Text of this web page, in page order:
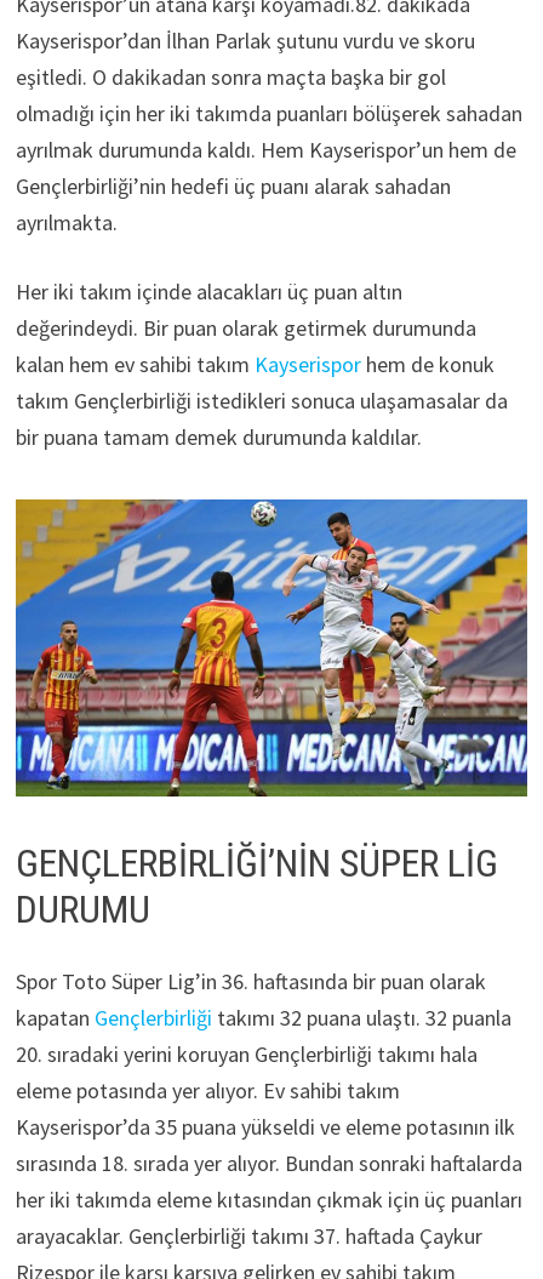
Kayserispor’dan İlhan Parlak şutunu vurdu ve skoru
eşitledi. O dakikadan sonra maçta başka bir gol
olmadığı için her iki takımda puanları bölüşerek sahadan
ayrılmak durumunda kaldı. Hem Kayserispor’un hem de
Gençlerbirliği’nin hedefi üç puanı alarak sahadan
ayrılmakta.
Her iki takım içinde alacakları üç puan altın
değerindeydi. Bir puan olarak getirmek durumunda
kalan hem ev sahibi takım Kayserispor hem de konuk
takım Gençlerbirliği istedikleri sonuca ulaşamasalar da
bir puana tamam demek durumunda kaldılar.
GENÇLERBİRLİĞİ’NİN SÜPER LİG
DURUMU
Spor Toto Süper Lig’in 36. haftasında bir puan olarak
kapatan Gençlerbirliği takımı 32 puana ulaştı. 32 puanla
20. sıradaki yerini koruyan Gençlerbirliği takımı hala
eleme potasında yer alıyor. Ev sahibi takım
Kayserispor’da 35 puana yükseldi ve eleme potasının ilk
sırasında 18. sırada yer alıyor. Bundan sonraki haftalarda
her iki takımda eleme kıtasından çıkmak için üç puanları
arayacaklar. Gençlerbirliği takımı 37. haftada Çaykur
Rizespor ile karşı karşıya gelirken ev sahibi takım